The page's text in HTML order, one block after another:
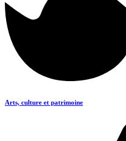
Arts, culture et patrimoine